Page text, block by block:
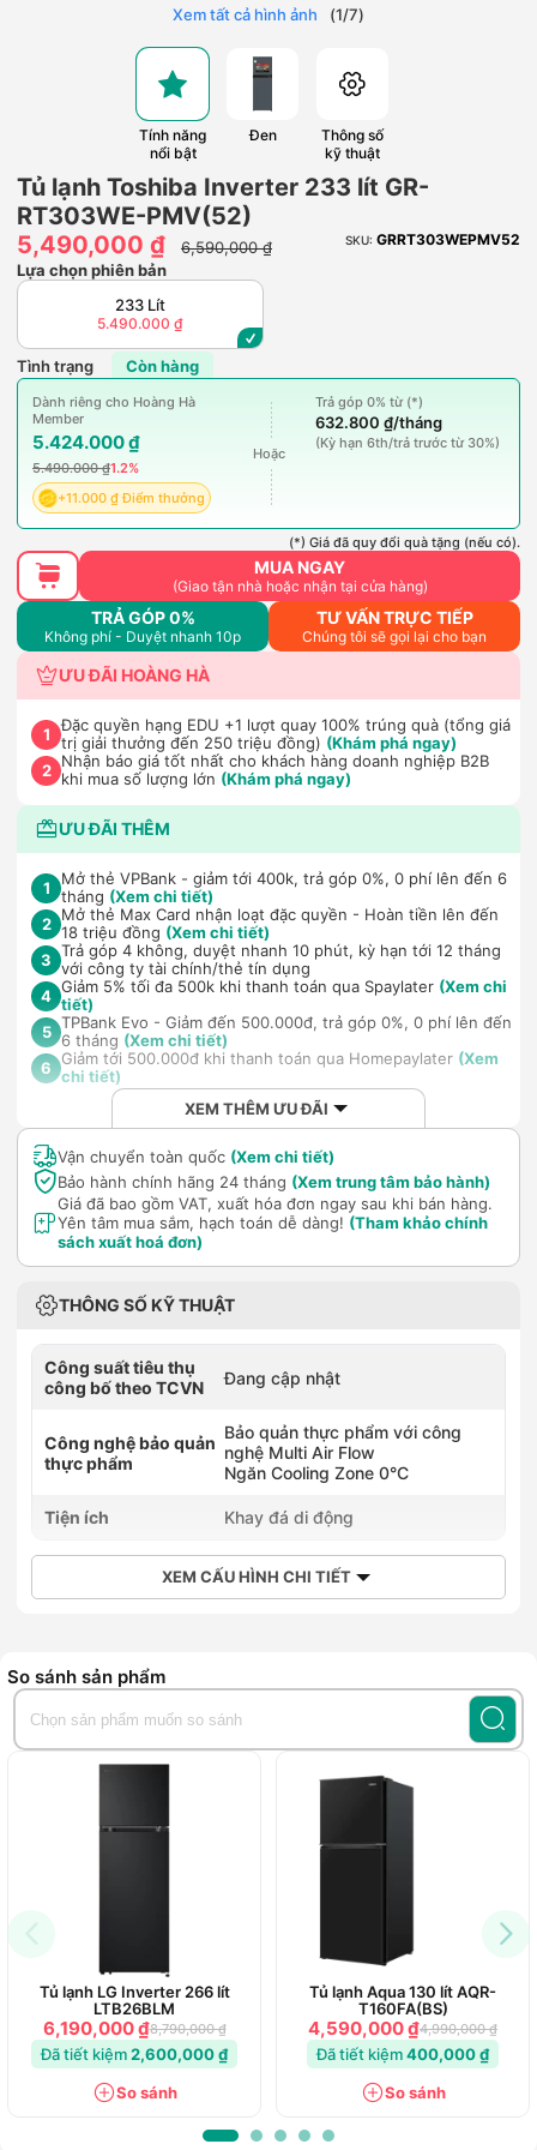
Xem tất cả hình ảnh (1/7)
Tính năng
nổi bật
Đen
Thông số
kỹ thuật
Tủ lạnh Toshiba Inverter 233 lít GR-
RT303WE-PMV(52)
5,490,000 ₫
6,590,000 ₫ SKU: GRRT303WEPMV52
Lựa chọn phiên bản
233 Lít
5.490.000 ₫
Tình trạng Còn hàng
Dành riêng cho Hoàng Hà
Member
5.424.000 ₫
5.490.000 ₫1.2%
+11.000 ₫ Điểm thưởng
Hoặc
Trả góp 0% từ (*)
632.800 ₫/tháng
(Kỳ hạn 6th/trả trước từ 30%)
(*) Giá đã quy đổi quà tặng (nếu có).
MUA NGAY
(Giao tận nhà hoặc nhận tại cửa hàng)
TRẢ GÓP 0%
Không phí - Duyệt nhanh 10p
TƯ VẤN TRỰC TIẾP
Chúng tôi sẽ gọi lại cho bạn
ƯU ĐÃI HOÀNG HÀ
1
Đặc quyền hạng EDU +1 lượt quay 100% trúng quà (tổng giá
trị giải thưởng đến 250 triệu đồng) (Khám phá ngay)
2 Nhận báo giá tốt nhất cho khách hàng doanh nghiệp B2B
khi mua số lượng lớn (Khám phá ngay)
ƯU ĐÃI THÊM
1
Mở thẻ VPBank - giảm tới 400k, trả góp 0%, 0 phí lên đến 6
tháng (Xem chi tiết)
2 Mở thẻ Max Card nhận loạt đặc quyền - Hoàn tiền lên đến
18 triệu đồng (Xem chi tiết)
3 Trả góp 4 không, duyệt nhanh 10 phút, kỳ hạn tới 12 tháng
với công ty tài chính/thẻ tín dụng
4 Giảm 5% tối đa 500k khi thanh toán qua Spaylater (Xem chi
tiết)
5 TPBank Evo - Giảm đến 500.000đ, trả góp 0%, 0 phí lên đến
6 tháng (Xem chi tiết)
6
Giảm tới 500.000đ khi thanh toán qua Homepaylater (Xem
chi tiết)
XEM THÊM ƯU ĐÃI
Vận chuyển toàn quốc (Xem chi tiết)
Bảo hành chính hãng 24 tháng (Xem trung tâm bảo hành)
Giá đã bao gồm VAT, xuất hóa đơn ngay sau khi bán hàng.
Yên tâm mua sắm, hạch toán dễ dàng! (Tham khảo chính
sách xuất hoá đơn)
THÔNG SỐ KỸ THUẬT
Công suất tiêu thụ
công bố theo TCVN
Đang cập nhật
Công nghệ bảo quản
thực phẩm
Bảo quản thực phẩm với công
nghệ Multi Air Flow
Ngăn Cooling Zone 0°C
Tiện ích Khay đá di động
XEM CẤU HÌNH CHI TIẾT
So sánh sản phẩm
Tủ lạnh LG Inverter 266 lít
LTB26BLM
6,190,000 ₫8,790,000 ₫
Đã tiết kiệm2,600,000 ₫
So sánh
Tủ lạnh Aqua 130 lít AQR-
T160FA(BS)
4,590,000 ₫4,990,000 ₫
Đã tiết kiệm400,000 ₫
So sánh